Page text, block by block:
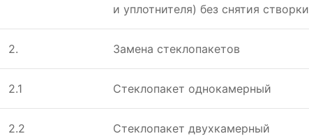
и уплотнителя) без снятия створки
2. Замена стеклопакетов
2.1 Стеклопакет однокамерный
2.2 Стеклопакет двухкамерный